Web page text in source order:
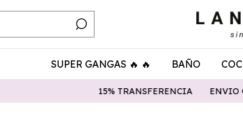
SUPER GANGAS 🔥 🔥 BAÑO
15% TRANSFERENCIA ENVIO GRATIS A PARTIR